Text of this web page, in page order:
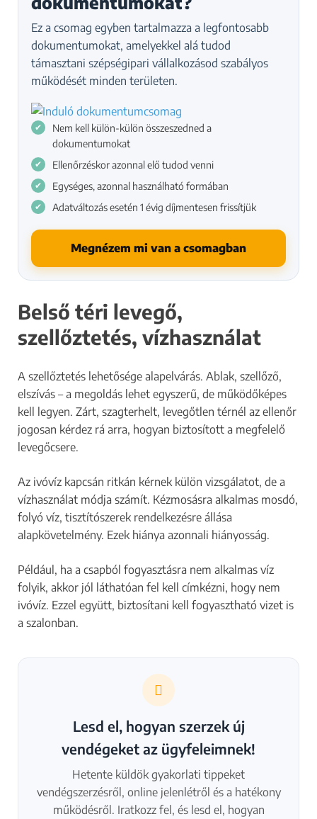
Ez a csomag egyben tartalmazza a legfontosabb
dokumentumokat, amelyekkel alá tudod
támasztani szépségipari vállalkozásod szabályos
működését minden területen.
Nem kell külön-külön összeszedned a
dokumentumokat
Ellenőrzéskor azonnal elő tudod venni
Egységes, azonnal használható formában
Adatváltozás esetén 1 évig díjmentesen frissítjük
Megnézem mi van a csomagban
Belső téri levegő,
szellőztetés, vízhasználat
A szellőztetés lehetősége alapelvárás. Ablak, szellőző,
elszívás – a megoldás lehet egyszerű, de működőképes
kell legyen. Zárt, szagterhelt, levegőtlen térnél az ellenőr
jogosan kérdez rá arra, hogyan biztosított a megfelelő
levegőcsere.
Az ivóvíz kapcsán ritkán kérnek külön vizsgálatot, de a
vízhasználat módja számít. Kézmosásra alkalmas mosdó,
folyó víz, tisztítószerek rendelkezésre állása
alapkövetelmény. Ezek hiánya azonnali hiányosság.
Például, ha a csapból fogyasztásra nem alkalmas víz
folyik, akkor jól láthatóan fel kell címkézni, hogy nem
ivóvíz. Ezzel együtt, biztosítani kell fogyasztható vizet is
a szalonban.
Lesd el, hogyan szerzek új
vendégeket az ügyfeleimnek!
Hetente küldök gyakorlati tippeket
vendégszerzésről, online jelenlétről és a hatékony
működésről. Iratkozz fel, és lesd el, hogyan